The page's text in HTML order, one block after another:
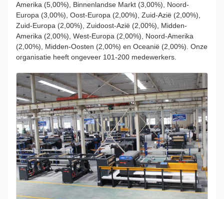
Amerika (5,00%), Binnenlandse Markt (3,00%), Noord-
Europa (3,00%), Oost-Europa (2,00%), Zuid-Azië (2,00%),
Zuid-Europa (2,00%), Zuidoost-Azië (2,00%), Midden-
Amerika (2,00%), West-Europa (2,00%), Noord-Amerika
(2,00%), Midden-Oosten (2,00%) en Oceanië (2,00%). Onze
organisatie heeft ongeveer 101-200 medewerkers.